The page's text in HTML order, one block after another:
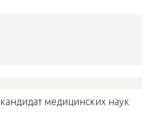
кандидат медицинских наук